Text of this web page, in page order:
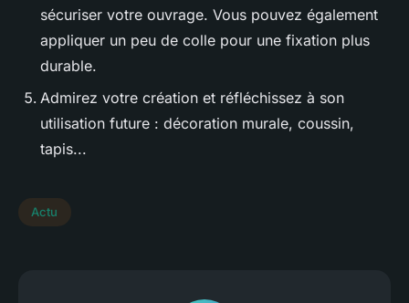
sécuriser votre ouvrage. Vous pouvez également
appliquer un peu de colle pour une fixation plus
durable.
Admirez votre création et réfléchissez à son
utilisation future : décoration murale, coussin,
tapis...
Actu